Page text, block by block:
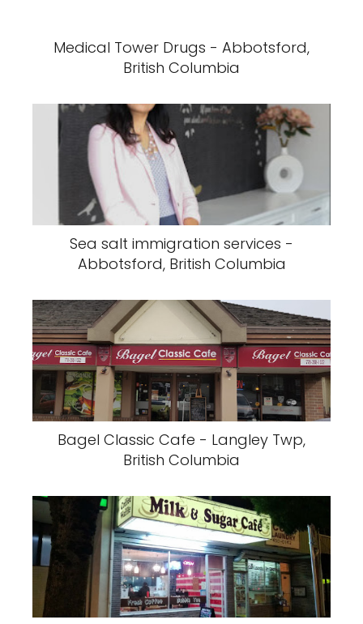
Medical Tower Drugs - Abbotsford,
British Columbia
Sea salt immigration services -
Abbotsford, British Columbia
Bagel Classic Cafe - Langley Twp,
British Columbia